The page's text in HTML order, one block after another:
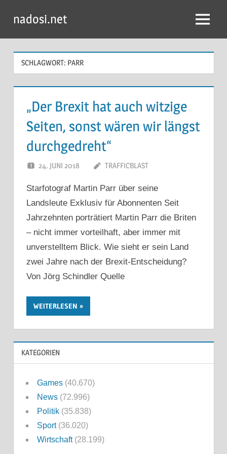
Inhalt
springen
nadosi.net Menü
SCHLAGWORT: PARR
„Der Brexit hat auch witzige
Seiten, sonst wären wir längst
durchgedreht“
24. JUNI 2018 TRAFFICBLAST
Starfotograf Martin Parr über seine
Landsleute Exklusiv für Abonnenten Seit
Jahrzehnten porträtiert Martin Parr die Briten
– nicht immer vorteilhaft, aber immer mit
unverstelltem Blick. Wie sieht er sein Land
zwei Jahre nach der Brexit-Entscheidung?
Von Jörg Schindler Quelle
WEITERLESEN
KATEGORIEN
Games(40.670)
News(72.996)
Politik(35.838)
Sport(36.020)
Wirtschaft(28.199)